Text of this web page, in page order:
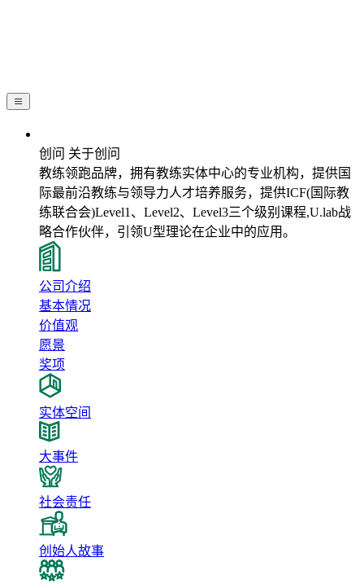
创问 关于创问
教练领跑品牌，拥有教练实体中心的专业机构，提供国
际最前沿教练与领导力人才培养服务，提供ICF(国际教
练联合会)Level1、Level2、Level3三个级别课程,U.lab战
略合作伙伴，引领U型理论在企业中的应用。
公司介绍
基本情况
价值观
愿景
奖项
实体空间
大事件
社会责任
创始人故事